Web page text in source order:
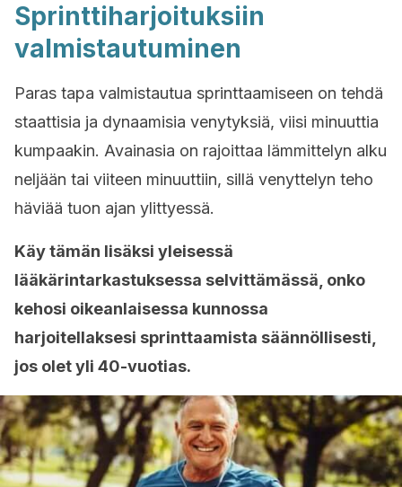
Sprinttiharjoituksiin
valmistautuminen
Paras tapa valmistautua sprinttaamiseen on tehdä
staattisia ja dynaamisia venytyksiä, viisi minuuttia
kumpaakin. Avainasia on rajoittaa lämmittelyn alku
neljään tai viiteen minuuttiin, sillä venyttelyn teho
häviää tuon ajan ylittyessä.
Käy tämän lisäksi yleisessä
lääkärintarkastuksessa selvittämässä, onko
kehosi oikeanlaisessa kunnossa
harjoitellaksesi sprinttaamista säännöllisesti,
jos olet yli 40-vuotias.